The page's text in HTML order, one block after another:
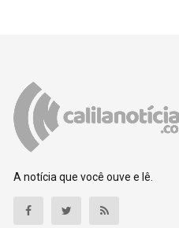
A notícia que você ouve e lê.